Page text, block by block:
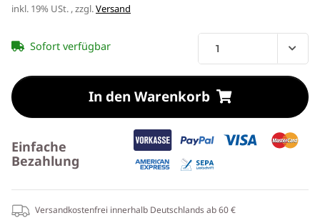
inkl. 19% USt. , zzgl.Versand
Sofort verfügbar
In den Warenkorb
Einfache
Bezahlung
Versandkostenfrei innerhalb Deutschlands ab 60 €